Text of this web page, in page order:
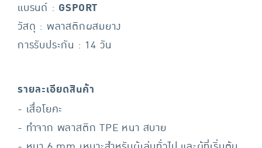
แบรนด์ : GSPORT
วัสดุ : พลาสติกผสมยาง
การรับประกัน : 14 วัน
รายละเอียดสินค้า
- เสื่อโยคะ
- ทำจาก พลาสติก TPE หนา สบาย